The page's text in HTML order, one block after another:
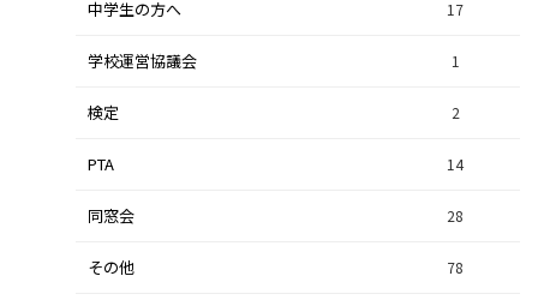
集中研修（スポーツ探究科） 36
集中研修（ビジネス探究科） 56
集中研修（総合探究科） 37
中学生の方へ 17
学校運営協議会 1
検定 2
PTA 14
同窓会 28
その他 78